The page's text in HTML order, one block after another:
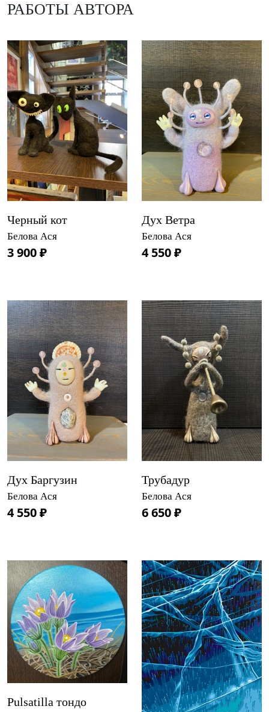
РАБОТЫ АВТОРА
Черный кот
Белова Ася
3 900 ₽
Дух Ветра
Белова Ася
4 550 ₽
Дух Баргузин
Белова Ася
4 550 ₽
Трубадур
Белова Ася
6 650 ₽
Pulsatilla тондо